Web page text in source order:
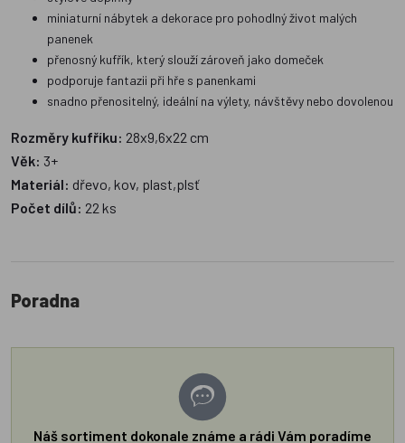
miniaturní nábytek a dekorace pro pohodlný život malých
panenek
přenosný kufřík, který slouží zároveň jako domeček
podporuje fantazii při hře s panenkami
snadno přenositelný, ideální na výlety, návštěvy nebo dovolenou
Rozměry kufříku: 28x9,6x22 cm
Věk: 3+
Materiál: dřevo, kov, plast,plsť
Počet dílů: 22 ks
Poradna
Náš sortiment dokonale známe a rádi Vám poradíme